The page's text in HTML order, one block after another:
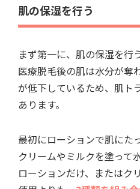
肌の保湿を行う
まず第一に、肌の保湿を行
医療脱毛後の肌は水分が奪
が低下しているため、肌ト
あります。
最初にローションで肌にた
クリームやミルクを塗って
ローションだけ、またはク